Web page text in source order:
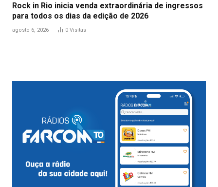
Rock in Rio inicia venda extraordinária de ingressos
para todos os dias da edição de 2026
agosto 6, 2026 0 Visitas